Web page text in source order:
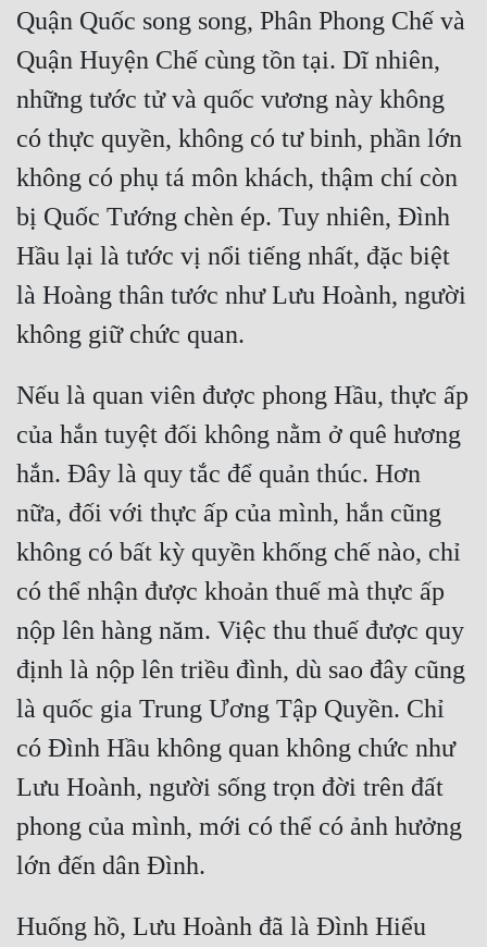
Góc Nhìn Nam
Góc Nhìn Nữ
Huyền Huyễn
Huyền Nghi
Huyền Ảo
Hài Hước
Khoa Huyễn Không Gian
Kinh Dị
Linh Dị
Làm Giàu
Lịch Sử
Mưu Mô
Mạt Thế
Mỹ Thực
Ngược
Quận Quốc song song, Phân Phong Chế và
Quận Huyện Chế cùng tồn tại. Dĩ nhiên,
những tước tử và quốc vương này không
có thực quyền, không có tư binh, phần lớn
không có phụ tá môn khách, thậm chí còn
bị Quốc Tướng chèn ép. Tuy nhiên, Đình
Hầu lại là tước vị nổi tiếng nhất, đặc biệt
là Hoàng thân tước như Lưu Hoành, người
Nếu là quan viên được phong Hầu, thực ấp
của hắn tuyệt đối không nằm ở quê hương
hắn. Đây là quy tắc để quản thúc. Hơn
nữa, đối với thực ấp của mình, hắn cũng
không có bất kỳ quyền khống chế nào, chỉ
có thể nhận được khoản thuế mà thực ấp
nộp lên hàng năm. Việc thu thuế được quy
định là nộp lên triều đình, dù sao đây cũng
là quốc gia Trung Ương Tập Quyền. Chỉ
có Đình Hầu không quan không chức như
Lưu Hoành, người sống trọn đời trên đất
phong của mình, mới có thể có ảnh hưởng
Huống hồ, Lưu Hoành đã là Đình Hiểu